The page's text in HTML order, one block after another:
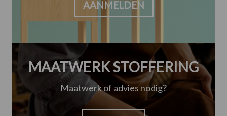
AANMELDEN
MAATWERK STOFFERING
Maatwerk of advies nodig?